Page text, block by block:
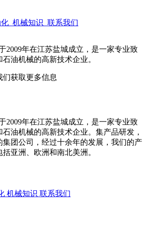
机械知识 联系我们
2009年在江苏盐城成立，是一家专业致
油机械的高新技术企业。
们获取更多信息
2009年在江苏盐城成立，是一家专业致
油机械的高新技术企业。集产品研发，
集团公司，经过十余年的发展，我们的产
亚洲、欧洲和南北美洲。
机械知识 联系我们